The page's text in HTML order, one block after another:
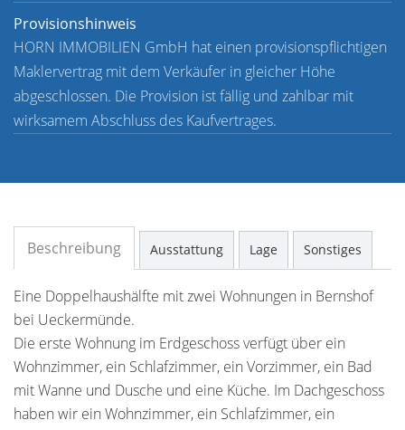
Provisionshinweis
HORN IMMOBILIEN GmbH hat einen provisionspflichtigen
Maklervertrag mit dem Verkäufer in gleicher Höhe
abgeschlossen. Die Provision ist fällig und zahlbar mit
wirksamem Abschluss des Kaufvertrages.
Beschreibung Ausstattung Lage Sonstiges
Eine Doppelhaushälfte mit zwei Wohnungen in Bernshof
bei Ueckermünde.
Die erste Wohnung im Erdgeschoss verfügt über ein
Wohnzimmer, ein Schlafzimmer, ein Vorzimmer, ein Bad
mit Wanne und Dusche und eine Küche. Im Dachgeschoss
haben wir ein Wohnzimmer, ein Schlafzimmer, ein